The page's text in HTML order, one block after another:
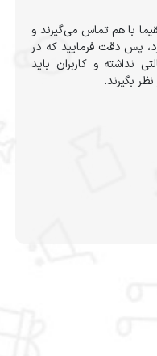
با هم تماس می‌گیرند و
پس دقت فرمایید که در
نداشته و کاربران باید
بگیرند.